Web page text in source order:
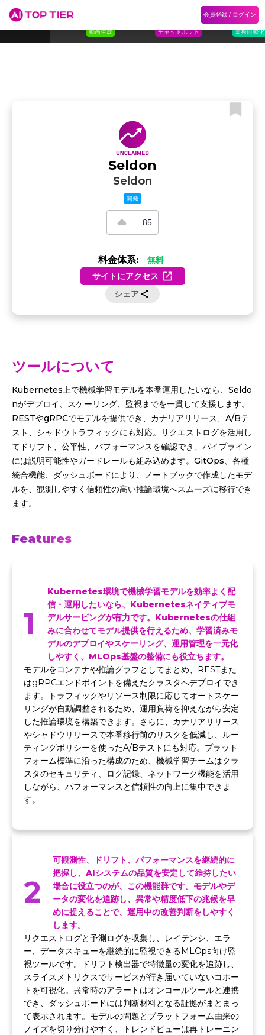
会員登録 / ログイン
ランキング
動画生成 チャットボット
3
Flokzu
業務自動化
Seldon
Seldon
開発
85
料金体系: 無料
サイトにアクセス
シェア
ツールについて
Kubernetes上で機械学習モデルを本番運用したいなら、Seldo
nがデプロイ、スケーリング、監視までを一貫して支援します。
RESTやgRPCでモデルを提供でき、カナリアリリース、A/Bテ
スト、シャドウトラフィックにも対応。リクエストログを活用し
てドリフト、公平性、パフォーマンスを確認でき、パイプライン
には説明可能性やガードレールも組み込めます。GitOps、各種
統合機能、ダッシュボードにより、ノートブックで作成したモデ
ルを、観測しやすく信頼性の高い推論環境へスムーズに移行でき
ます。
Features
1
Kubernetes環境で機械学習モデルを効率よく配
信・運用したいなら、Kubernetesネイティブモ
デルサービングが有力です。Kubernetesの仕組
みに合わせてモデル提供を行えるため、学習済みモ
デルのデプロイやスケーリング、運用管理を一元化
しやすく、MLOps基盤の整備にも役立ちます。
モデルをコンテナや推論グラフとしてまとめ、RESTまた
はgRPCエンドポイントを備えたクラスタへデプロイでき
ます。トラフィックやリソース制限に応じてオートスケー
リングが自動調整されるため、運用負荷を抑えながら安定
した推論環境を構築できます。さらに、カナリアリリース
やシャドウリリースで本番移行前のリスクを低減し、ルー
ティングポリシーを使ったA/Bテストにも対応。プラット
フォーム標準に沿った構成のため、機械学習チームはクラ
スタのセキュリティ、ログ記録、ネットワーク機能を活用
しながら、パフォーマンスと信頼性の向上に集中できま
す。
2
可観測性、ドリフト、パフォーマンスを継続的に
把握し、AIシステムの品質を安定して維持したい
場合に役立つのが、この機能群です。モデルやデ
ータの変化を追跡し、異常や精度低下の兆候を早
めに捉えることで、運用中の改善判断をしやすく
します。
リクエストログと予測ログを収集し、レイテンシ、エラ
ー、データスキューを継続的に監視できるMLOps向け監
視ツールです。ドリフト検出器で特徴量の変化を追跡し、
スライスメトリクスでサービスが行き届いていないコホー
トを可視化。異常時のアラートはオンコールツールと連携
でき、ダッシュボードには判断材料となる証拠がまとまっ
て表示されます。モデルの問題とプラットフォーム由来の
ノイズを切り分けやすく、トレンドビューは再トレーニン
ホーム 記事